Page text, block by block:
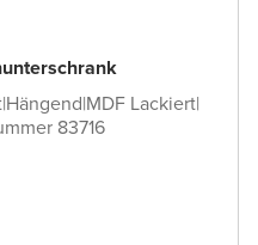
|Hängend|MDF Lackiert|
83716